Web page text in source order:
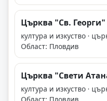
Църква "Св. Георги"
култура и изкуство ·
Област: Пловдив
Църква "Свети
култура и изкуство ·